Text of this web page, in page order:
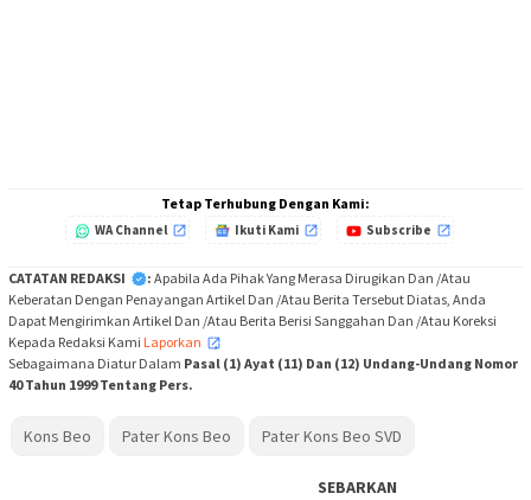
Tetap Terhubung Dengan Kami:
WA Channel Ikuti Kami Subscribe
CATATAN REDAKSI : Apabila Ada Pihak Yang Merasa Dirugikan Dan /Atau
Keberatan Dengan Penayangan Artikel Dan /Atau Berita Tersebut Diatas, Anda
Dapat Mengirimkan Artikel Dan /Atau Berita Berisi Sanggahan Dan /Atau Koreksi
Kepada Redaksi Kami Laporkan
,
Sebagaimana Diatur Dalam Pasal (1) Ayat (11) Dan (12) Undang-Undang Nomor
40 Tahun 1999 Tentang Pers.
Kons Beo Pater Kons Beo Pater Kons Beo SVD
SEBARKAN